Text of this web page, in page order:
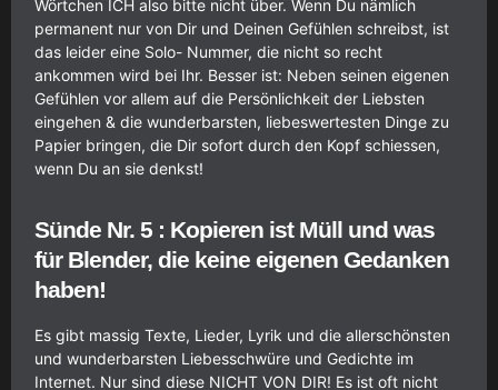
Wörtchen ICH also bitte nicht über. Wenn Du nämlich
permanent nur von Dir und Deinen Gefühlen schreibst, ist
das leider eine Solo- Nummer, die nicht so recht
ankommen wird bei Ihr. Besser ist: Neben seinen eigenen
Gefühlen vor allem auf die Persönlichkeit der Liebsten
eingehen & die wunderbarsten, liebeswertesten Dinge zu
Papier bringen, die Dir sofort durch den Kopf schiessen,
wenn Du an sie denkst!
Sünde Nr. 5 : Kopieren ist Müll und was
für Blender, die keine eigenen Gedanken
haben!
Es gibt massig Texte, Lieder, Lyrik und die allerschönsten
und wunderbarsten Liebesschwüre und Gedichte im
Internet. Nur sind diese NICHT VON DIR! Es ist oft nicht